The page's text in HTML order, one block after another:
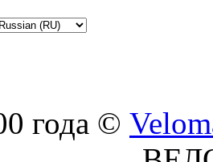
года ©